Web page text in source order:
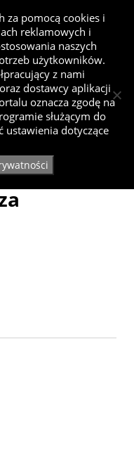
za pomocą cookies i
reklamowych i
naszych
użytkowników.
z nami
dostawcy aplikacji
oznacza zgodę na
służącym do
ustawienia dotyczące